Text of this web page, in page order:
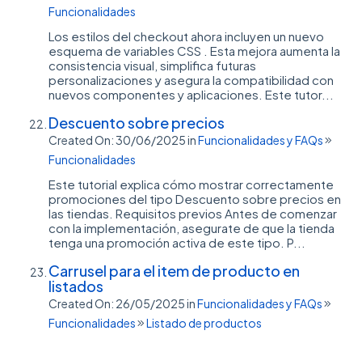
Funcionalidades
Los estilos del checkout ahora incluyen un nuevo
esquema de variables CSS . Esta mejora aumenta la
consistencia visual, simplifica futuras
personalizaciones y asegura la compatibilidad con
nuevos componentes y aplicaciones. Este tutor...
Descuento sobre precios
Created On: 30/06/2025inFuncionalidades y FAQs
Funcionalidades
Este tutorial explica cómo mostrar correctamente
promociones del tipo Descuento sobre precios en
las tiendas. Requisitos previos Antes de comenzar
con la implementación, asegurate de que la tienda
tenga una promoción activa de este tipo. P...
Carrusel para el item de producto en
listados
Created On: 26/05/2025inFuncionalidades y FAQs
Funcionalidades
Listado de productos